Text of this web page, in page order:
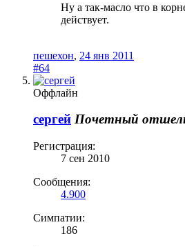
Ну а так-масло что в
действует.
пешехон, 24 янв 2011
#64
Оффлайн
сергей Почетный
Регистрация:
7 сен 2010
Сообщения:
4.900
Симпатии:
186